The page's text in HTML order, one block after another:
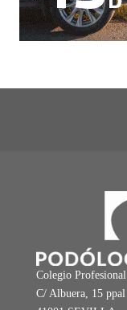
Colegio
C/ Albuera, 15 ppal